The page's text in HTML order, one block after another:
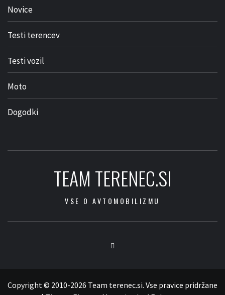
Novice
Testi terencev
Testi vozil
Moto
Dogodki
TEAM TERENEC.SI
VSE O AVTOMOBILIZMU
Facebook
Copyright © 2010-2026 Team terenec.si. Vse pravice pridržane